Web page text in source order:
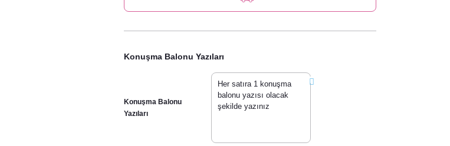
Konuşma Balonu Yazıları
Konuşma Balonu
Yazıları